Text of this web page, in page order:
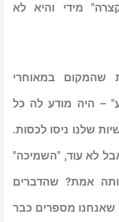
מידי והיא לא
שהמקום במאוחרי
– היה מודע לה כל
שלנו ניסו לכסות.
לא עוד, "השמיכה"
אמת? שהדברים
שאנחנו מספרים כבר